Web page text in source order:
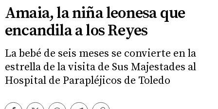
Amaia, la niña leonesa que
encandila a los Reyes
La bebé de seis meses se convierte en la
estrella de la visita de Sus Majestades al
Hospital de Parapléjicos de Toledo